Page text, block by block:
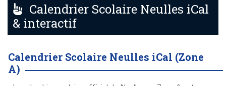
Calendrier Scolaire Neulles iCal
& interactif
Calendrier Scolaire Neulles iCal (Zone
A)